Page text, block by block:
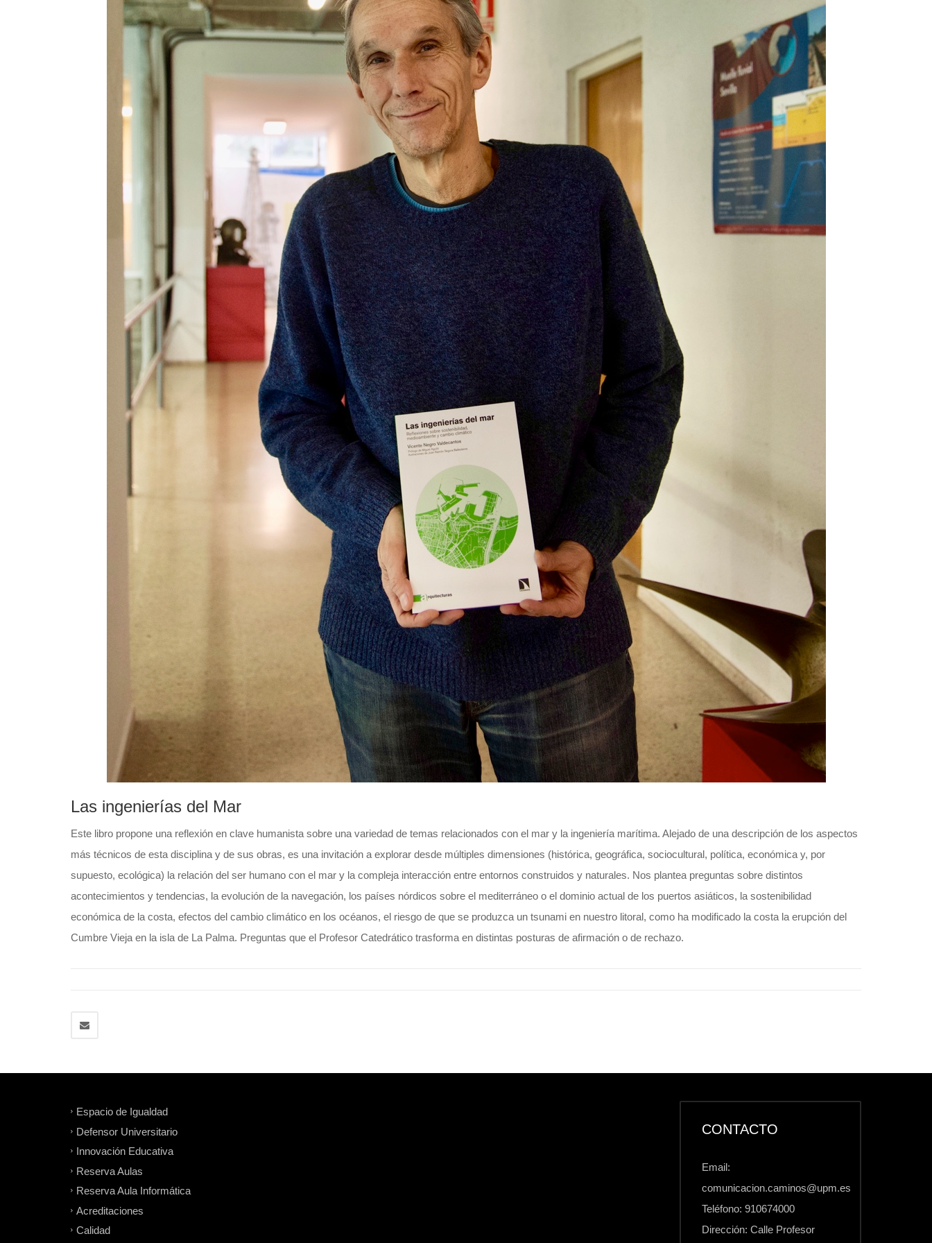
Las ingenierías del Mar
Este libro propone una reflexión en clave humanista sobre una variedad de temas relacionados con el mar y la ingeniería marítima. Alejado de una descripción de los aspectos
más técnicos de esta disciplina y de sus obras, es una invitación a explorar desde múltiples dimensiones (histórica, geográfica, sociocultural, política, económica y, por
supuesto, ecológica) la relación del ser humano con el mar y la compleja interacción entre entornos construidos y naturales. Nos plantea preguntas sobre distintos
acontecimientos y tendencias, la evolución de la navegación, los países nórdicos sobre el mediterráneo o el dominio actual de los puertos asiáticos, la sostenibilidad
económica de la costa, efectos del cambio climático en los océanos, el riesgo de que se produzca un tsunami en nuestro litoral, como ha modificado la costa la erupción del
Cumbre Vieja en la isla de La Palma. Preguntas que el Profesor Catedrático trasforma en distintas posturas de afirmación o de rechazo.
Espacio de Igualdad
Defensor Universitario
Innovación Educativa
Reserva Aulas
Reserva Aula Informática
Acreditaciones
Calidad
CONTACTO
Email:
comunicacion.caminos@upm.es
Teléfono: 910674000
Dirección: Calle Profesor